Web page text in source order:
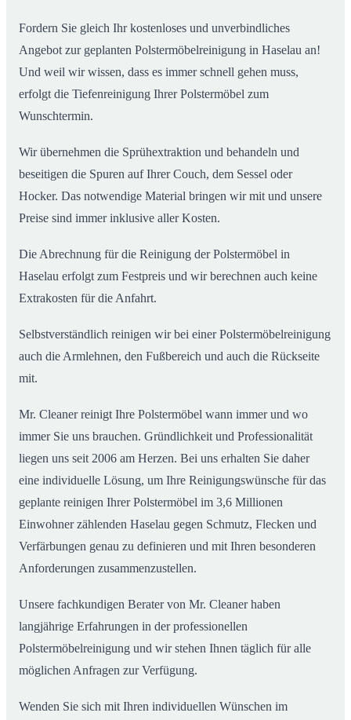
Fordern Sie gleich Ihr kostenloses und unverbindliches
Angebot zur geplanten Polstermöbelreinigung in Haselau an!
Und weil wir wissen, dass es immer schnell gehen muss,
erfolgt die Tiefenreinigung Ihrer Polstermöbel zum
Wunschtermin.
Wir übernehmen die Sprühextraktion und behandeln und
beseitigen die Spuren auf Ihrer Couch, dem Sessel oder
Hocker. Das notwendige Material bringen wir mit und unsere
Preise sind immer inklusive aller Kosten.
Die Abrechnung für die Reinigung der Polstermöbel in
Haselau erfolgt zum Festpreis und wir berechnen auch keine
Extrakosten für die Anfahrt.
Selbstverständlich reinigen wir bei einer Polstermöbelreinigung
auch die Armlehnen, den Fußbereich und auch die Rückseite
mit.
Mr. Cleaner reinigt Ihre Polstermöbel wann immer und wo
immer Sie uns brauchen. Gründlichkeit und Professionalität
liegen uns seit 2006 am Herzen. Bei uns erhalten Sie daher
eine individuelle Lösung, um Ihre Reinigungswünsche für das
geplante reinigen Ihrer Polstermöbel im 3,6 Millionen
Einwohner zählenden Haselau gegen Schmutz, Flecken und
Verfärbungen genau zu definieren und mit Ihren besonderen
Anforderungen zusammenzustellen.
Unsere fachkundigen Berater von Mr. Cleaner haben
langjährige Erfahrungen in der professionellen
Polstermöbelreinigung und wir stehen Ihnen täglich für alle
möglichen Anfragen zur Verfügung.
Wenden Sie sich mit Ihren individuellen Wünschen im